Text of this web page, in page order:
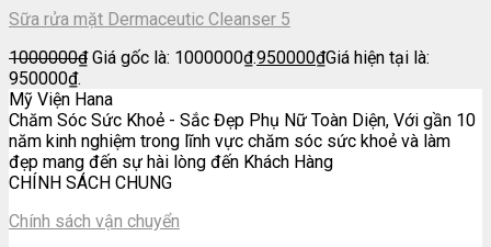
Sữa rửa mặt Dermaceutic Cleanser 5
1000000₫ Giá gốc là: 1000000₫.950000₫Giá hiện tại là:
950000₫.
Mỹ Viện Hana
Chăm Sóc Sức Khoẻ - Sắc Đẹp Phụ Nữ Toàn Diện, Với gần 10
năm kinh nghiệm trong lĩnh vực chăm sóc sức khoẻ và làm
đẹp mang đến sự hài lòng đến Khách Hàng
CHÍNH SÁCH CHUNG
Chính sách vận chuyển